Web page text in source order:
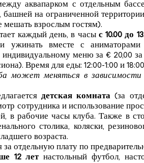
аквапарком с отдельным
башней на ограниченной
мешать взрослым гостям).
каждый день, в часы с 10.00 до
ужинать вместе с аниматорами
индивидуальному меню за € 20,00
Время для еды: 12:00-1:00 и
может меняться в
детская комната (за
сотрудника и использование
в рабочие часы клуба. Также в
столика, коляски,
возраста.
за отдельную плату по
12 летнастольный футбол,